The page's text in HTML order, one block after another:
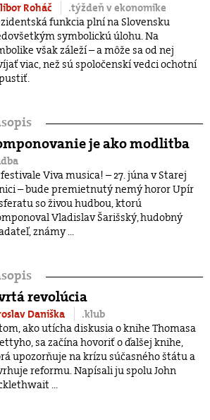
Roháč
.týždeň v ekonomike
funkcia plní na Slovensku
symbolickú úlohu. Na
však záleží – a môže sa od nej
viac, než sú spoločenskí vedci ochotní
je ako modlitba
Viva musica! – 27. júna v Starej
– bude premietnutý nemý horor Upír
so živou hudbou, ktorú
Vladislav Šarišský, hudobný
známy ...
revolúcia
Daniška
.klub
ako utícha diskusia o knihe Thomasa
sa začína hovoriť o ďalšej knihe,
upozorňuje na krízu súčasného štátu a
reformu. Napísali ju spolu John
...